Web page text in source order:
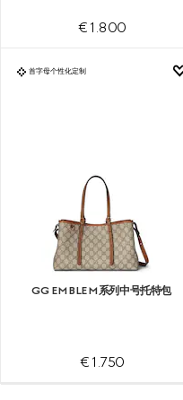
€ 1.800
首字母个性化定制
GG EMBLEM系列中号托特包
€ 1.750